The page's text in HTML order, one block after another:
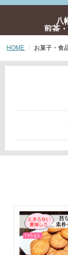
八
煎茶
HOME お菓子・食